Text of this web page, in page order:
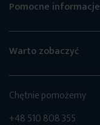
Pomocne informacje
Warto zobaczyć
Chętnie pomożemy
+48 510 808 355